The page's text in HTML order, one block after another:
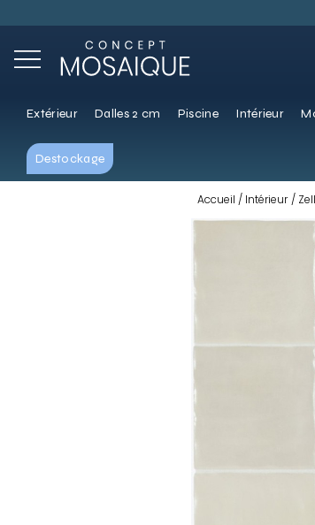
Extérieur Dalles 2 cm Piscine Intérieur
Destockage
Accueil Intérieur